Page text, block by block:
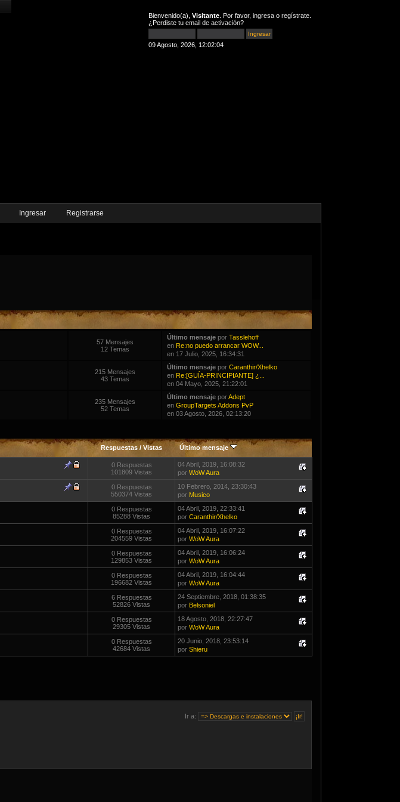
Bienvenido(a), Visitante . Por favor, ingresa o regístrate
¿Perdiste tu email de activación?
09 Agosto, 2026, 12:02:04
Ingresar Registrarse
57 Mensajes
12 Temas
Último mensajepor Tasslehoff
en Re:no puedo arrancar WOW...
en 17 Julio, 2025, 16:34:31
215 Mensajes
43 Temas
Último mensajepor Caranthir/Xhelko
en Re:[GUÍA-PRINCIPIANTE] ¿...
en 04 Mayo, 2025, 21:22:01
235 Mensajes
52 Temas
Último mensajeporAdept
en GroupTargets Addons PvP
en 03 Agosto, 2026, 02:13:20
Respuestas/ Vistas Último mensaje
0 Respuestas
101809 Vistas
04 Abril, 2019, 16:08:32
por WoW Aura
0 Respuestas
550374 Vistas
10 Febrero, 2014, 23:30:43
por Musico
0 Respuestas
85288 Vistas
04 Abril, 2019, 22:33:41
por Caranthir/Xhelko
0 Respuestas
204559 Vistas
04 Abril, 2019, 16:07:22
por WoW Aura
0 Respuestas
129853 Vistas
04 Abril, 2019, 16:06:24
por WoW Aura
0 Respuestas
196682 Vistas
04 Abril, 2019, 16:04:44
por WoW Aura
6 Respuestas
52826 Vistas
24 Septiembre, 2018, 01:38:35
por Belsoniel
0 Respuestas
29305 Vistas
18 Agosto, 2018, 22:27:47
por WoW Aura
0 Respuestas
42684 Vistas
20 Junio, 2018, 23:53:14
por Shieru
Ir a: